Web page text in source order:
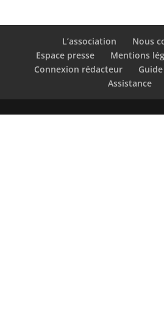
L’association
Nous
Espace presse
Mentions
Connexion rédacteur
Assistance